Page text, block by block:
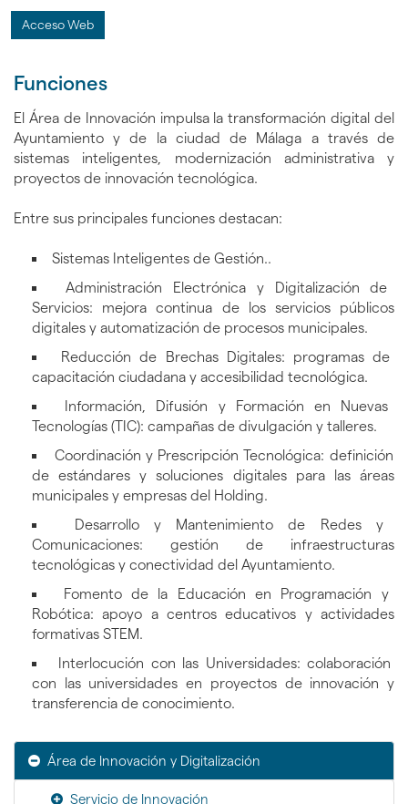
Acceso Web
Funciones
El Área de Innovación impulsa la transformación digital del
Ayuntamiento y de la ciudad de Málaga a través de
sistemas inteligentes, modernización administrativa y
proyectos de innovación tecnológica.
Entre sus principales funciones destacan:
Sistemas Inteligentes de Gestión..
Administración Electrónica y Digitalización de
Servicios: mejora continua de los servicios públicos
digitales y automatización de procesos municipales.
Reducción de Brechas Digitales: programas de
capacitación ciudadana y accesibilidad tecnológica.
Información, Difusión y Formación en Nuevas
Tecnologías (TIC): campañas de divulgación y talleres.
Coordinación y Prescripción Tecnológica: definición
de estándares y soluciones digitales para las áreas
municipales y empresas del Holding.
Desarrollo y Mantenimiento de Redes y
Comunicaciones: gestión de infraestructuras
tecnológicas y conectividad del Ayuntamiento.
Fomento de la Educación en Programación y
Robótica: apoyo a centros educativos y actividades
formativas STEM.
Interlocución con las Universidades: colaboración
con las universidades en proyectos de innovación y
transferencia de conocimiento.
Área de Innovación y Digitalización
Servicio de Innovación